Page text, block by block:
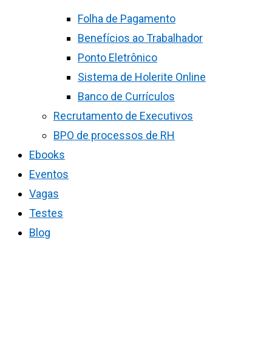
Folha de Pagamento
Benefícios ao Trabalhador
Ponto Eletrônico
Sistema de Holerite Online
Banco de Currículos
Recrutamento de Executivos
BPO de processos de RH
Ebooks
Eventos
Vagas
Testes
Blog